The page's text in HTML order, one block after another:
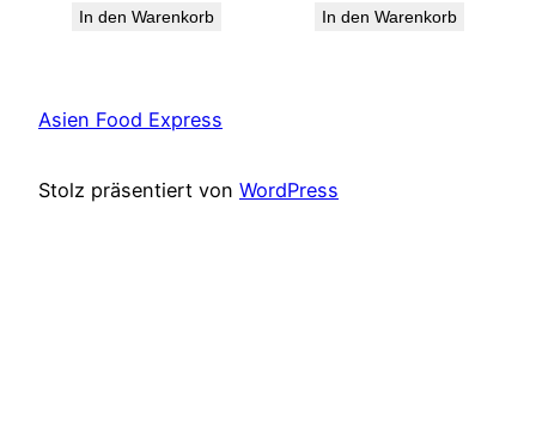
war:
ist:
In den Warenkorb
war:
ist:
In den Warenkorb
Asien Food Express
Stolz präsentiert von WordPress